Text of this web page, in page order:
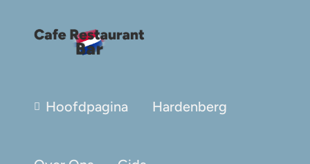
Hoofdpagina Hardenberg